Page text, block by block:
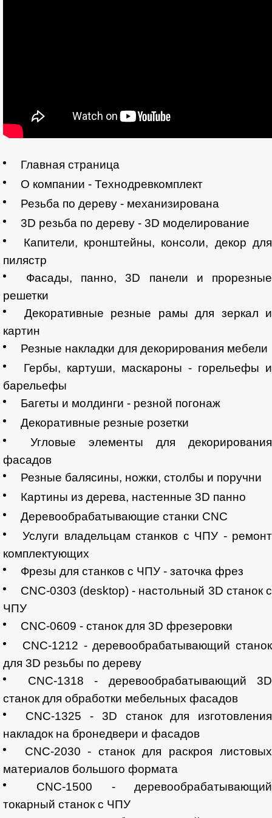
Главная страница
О компании - Технодревкомплект
Резьба по дереву - механизирована
3D резьба по дереву - 3D моделирование
Капители, кронштейны, консоли, декор для
пилястр
Фасады, панно, 3D панели и прорезные
решетки
Декоративные резные рамы для зеркал и
картин
Резные накладки для декорирования мебели
Гербы, картуши, маскароны - горельефы и
барельефы
Багеты и молдинги - резной погонаж
Декоративные резные розетки
Угловые элементы для декорирования
фасадов
Резные балясины, ножки, столбы и поручни
Картины из дерева, настенные 3D панно
Деревообрабатывающие станки CNC
Услуги владельцам станков с ЧПУ - ремонт
комплектующих
Фрезы для станков с ЧПУ - заточка фрез
CNC-0303 (desktop) - настольный 3D станок с
ЧПУ
CNC-0609 - станок для 3D фрезеровки
CNC-1212 - деревообрабатывающий станок
для 3D резьбы по дереву
CNC-1318 - деревообрабатывающий 3D
станок для обработки мебельных фасадов
CNC-1325 - 3D станок для изготовления
накладок на бронедвери и фасадов
CNC-2030 - станок для раскроя листовых
материалов большого формата
CNC-1500 - деревообрабатывающий
токарный станок с ЧПУ